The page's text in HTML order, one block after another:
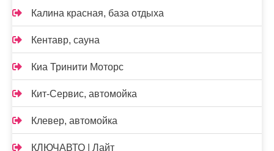
Калина красная, база отдыха
Кентавр, сауна
Киа Тринити Моторс
Кит-Сервис, автомойка
Клевер, автомойка
КЛЮЧАВТО | Лайт